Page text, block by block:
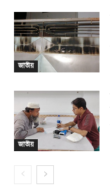
জাতীয়
জাতীয়